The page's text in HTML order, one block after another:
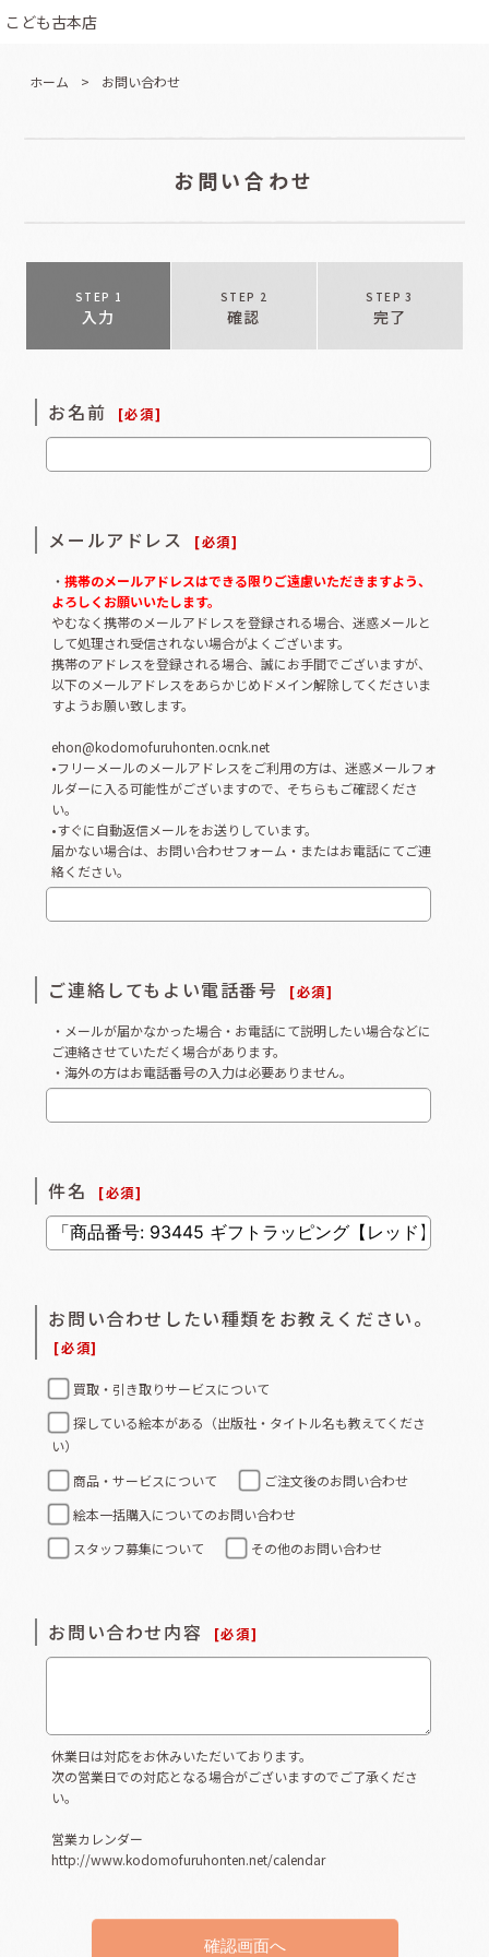
こども古本店
ホーム > お問い合わせ
お問い合わせ
STEP 1
入力
STEP 2
確認
STEP 3
完了
お名前 [必須]
メールアドレス [必須]
・携帯のメールアドレスはできる限りご遠慮いただきますよう、
よろしくお願いいたします。
やむなく携帯のメールアドレスを登録される場合、迷惑メールと
して処理され受信されない場合がよくございます。
携帯のアドレスを登録される場合、誠にお手間でございますが、
以下のメールアドレスをあらかじめドメイン解除してくださいま
すようお願い致します。
ehon@kodomofuruhonten.ocnk.net
•フリーメールのメールアドレスをご利用の方は、迷惑メールフォ
ルダーに入る可能性がございますので、そちらもご確認くださ
い。
•すぐに自動返信メールをお送りしています。
届かない場合は、お問い合わせフォーム・またはお電話にてご連
絡ください。
ご連絡してもよい電話番号 [必須]
・メールが届かなかった場合・お電話にて説明したい場合などに
ご連絡させていただく場合があります。
・海外の方はお電話番号の入力は必要ありません。
件名 [必須]
お問い合わせしたい種類をお教えください。
[必須]
買取・引き取りサービスについて
探している絵本がある（出版社・タイトル名も教えてくださ
い）
商品・サービスについて
ご注文後のお問い合わせ
絵本一括購入についてのお問い合わせ
スタッフ募集について
その他のお問い合わせ
お問い合わせ内容 [必須]
休業日は対応をお休みいただいております。
次の営業日での対応となる場合がございますのでご了承くださ
い。
営業カレンダー
http://www.kodomofuruhonten.net/calendar
確認画面へ